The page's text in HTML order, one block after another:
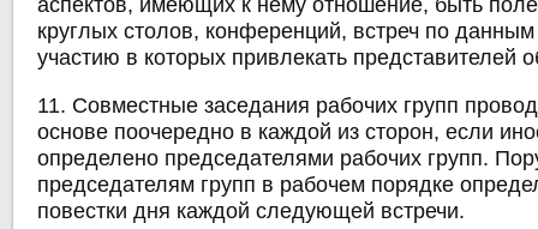
аспектов, имеющих к нему отношение, быть
круглых столов, конференций, встреч по
участию в которых привлекать представителей
11. Совместные заседания рабочих групп
основе поочередно в каждой из сторон, если
определено председателями рабочих групп.
председателям групп в рабочем порядке
повестки дня каждой следующей встречи.